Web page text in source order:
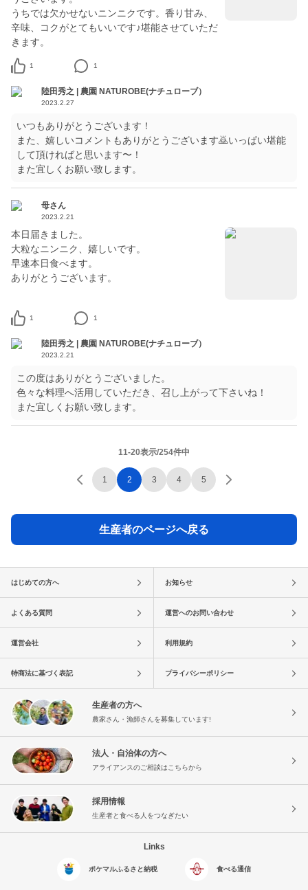
うちでは欠かせないニンニクです。香り甘み、
辛味、コクがとてもいいです♪堪能させていただ
きます。
1 1
陸田秀之 | 農園 NATUROBE(ナチュローブ）
2023.2.27
いつもありがとうございます！
また、嬉しいコメントもありがとうございます🙇いっぱい堪能
して頂ければと思います〜！
また宜しくお願い致します。
母さん
2023.2.21
本日届きました。
大粒なニンニク、嬉しいです。
早速本日食べます。
ありがとうございます。
1 1
陸田秀之 | 農園 NATUROBE(ナチュローブ）
2023.2.21
この度はありがとうございました。
色々な料理へ活用していただき、召し上がって下さいね！
また宜しくお願い致します。
11-20表示/254件中
1 2 3 4 5
生産者のページへ戻る
はじめての方へ お知らせ
よくある質問 運営へのお問い合わせ
運営会社 利用規約
特商法に基づく表記 プライバシーポリシー
生産者の方へ
農家さん・漁師さんを募集しています!
法人・自治体の方へ
アライアンスのご相談はこちらから
採用情報
生産者と食べる人をつなぎたい
Links
ポケマルふるさと納税 食べる通信